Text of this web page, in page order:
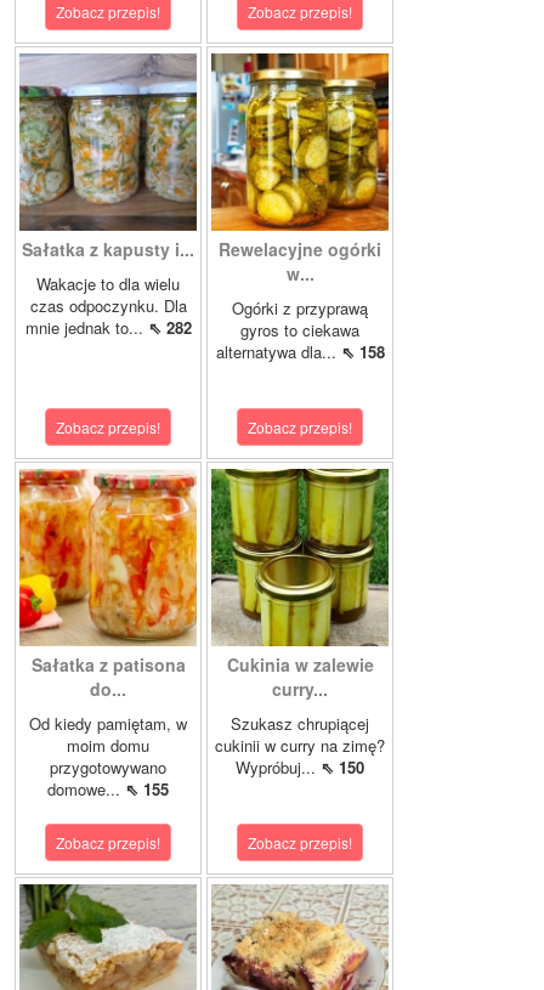
Zobacz przepis! Zobacz przepis!
Sałatka z kapusty i...
Wakacje to dla wielu
czas odpoczynku. Dla
mnie jednak to... ⇖ 282
Zobacz przepis!
Rewelacyjne ogórki
w...
Ogórki z przyprawą
gyros to ciekawa
alternatywa dla... ⇖ 158
Zobacz przepis!
Sałatka z patisona
do...
Od kiedy pamiętam, w
moim domu
przygotowywano
domowe... ⇖ 155
Zobacz przepis!
Cukinia w zalewie
curry...
Szukasz chrupiącej
cukinii w curry na zimę?
Wypróbuj... ⇖ 150
Zobacz przepis!